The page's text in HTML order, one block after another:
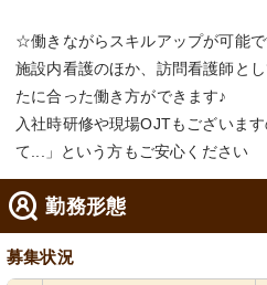
☆働きながらスキルアップが可能で
施設内看護のほか、訪問看護師と
たに合った働き方ができます♪
入社時研修や現場OJTもございま
て...」という方もご安心ください
勤務形態
募集状況